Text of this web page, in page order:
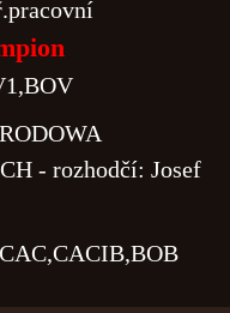
- rozhodčí: Josef